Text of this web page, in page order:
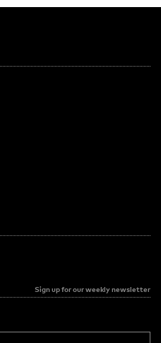
Sign up for our weekly newsletter